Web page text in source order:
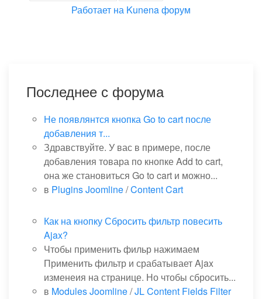
Работает на Kunena форум
Последнее с форума
Не появлянтся кнопка Go to cart после
добавления т...
Здравствуйте. У вас в примере, после
добавления товара по кнопке Add to cart,
она же становиться Go to cart и можно...
в Plugins Joomline/Content Cart
Как на кнопку Сбросить фильтр повесить
Ajax?
Чтобы применить фильр нажимаем
Применить фильтр и срабатывает Ajax
изменеия на странице. Но чтобы сбросить...
в Modules Joomline/JL Content Fields Filter